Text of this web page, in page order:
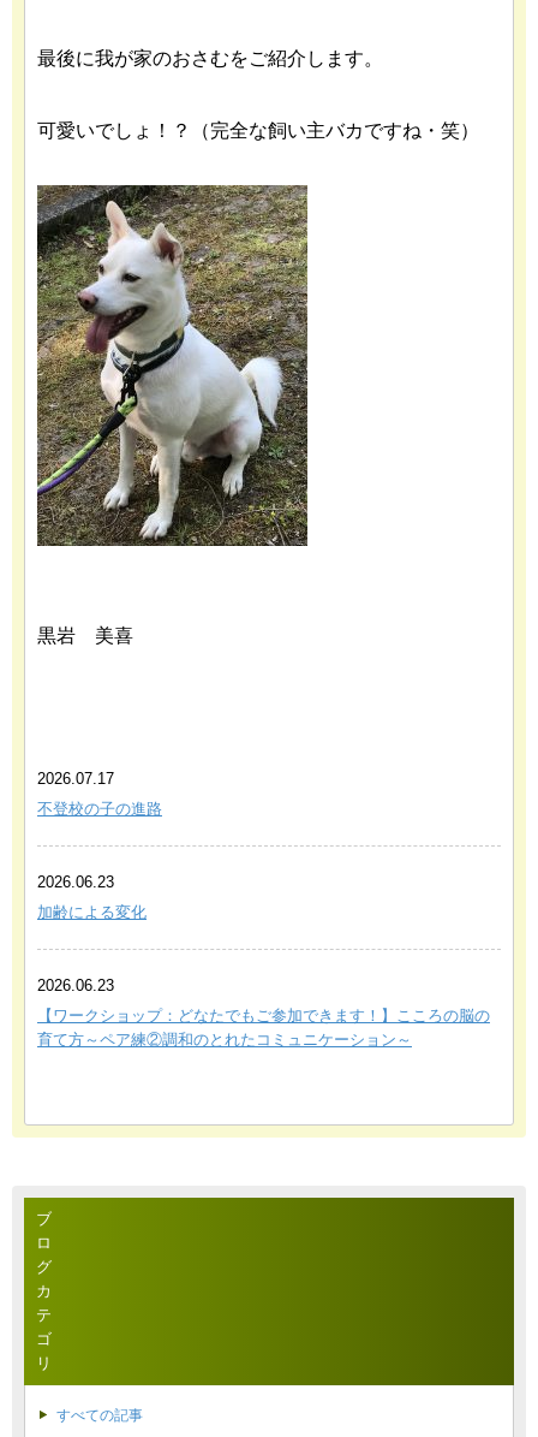
最後に我が家のおさむをご紹介します。
可愛いでしょ！？（完全な飼い主バカですね・笑）
黒岩 美喜
2026.07.17
不登校の子の進路
2026.06.23
加齢による変化
2026.06.23
【ワークショップ：どなたでもご参加できます！】こころの脳の
育て方～ペア練②調和のとれたコミュニケーション～
ブ
ロ
グ
カ
テ
ゴ
リ
すべての記事